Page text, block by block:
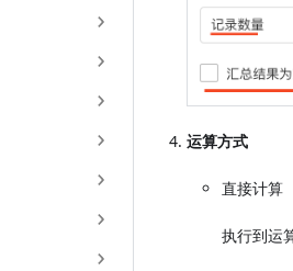
运算方式
直接计算
执行到运